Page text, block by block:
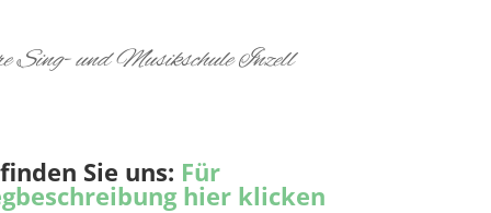
Sing- und Musikschule Inzell
Sie uns: Für
hier klicken